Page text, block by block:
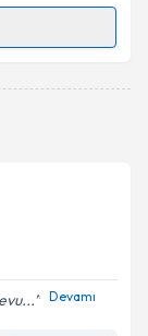
için bir
Aydınlatma
Devamı